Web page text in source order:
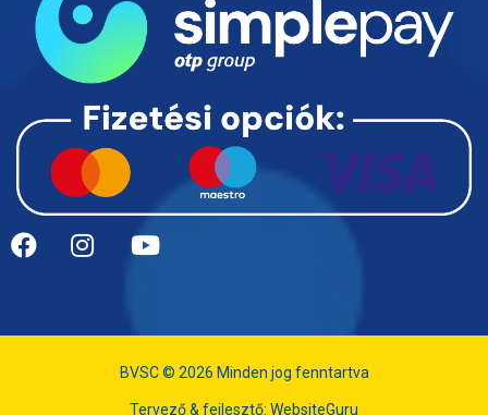
BVSC © 2026 Minden jog fenntartva
Tervező & fejlesztő: WebsiteGuru